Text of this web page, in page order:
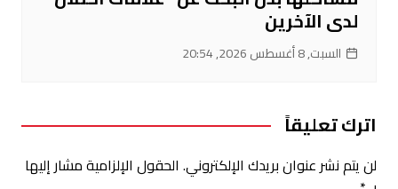
لدى الآخرين
السبت, 8 أغسطس 2026, 20:54
اترك تعليقاً
لن يتم نشر عنوان بريدك الإلكتروني. الحقول الإلزامية مشار إليها